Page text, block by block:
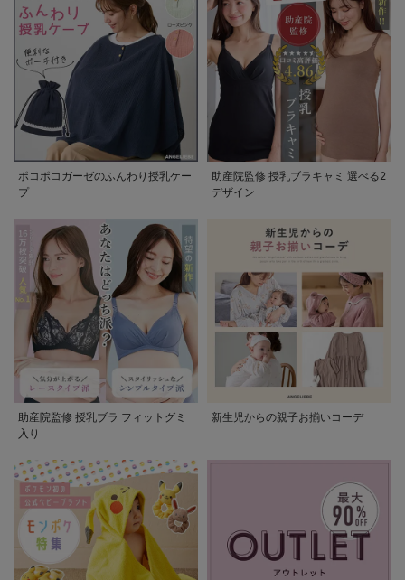
ポコポコガーゼのふんわり授乳ケー
プ
助産院監修 授乳ブラキャミ 選べる2
デザイン
助産院監修 授乳ブラ フィットグミ
入り
新生児からの親子お揃いコーデ